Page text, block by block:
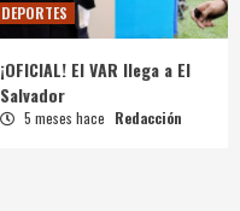
DEPORTES
¡OFICIAL! El VAR llega a El
Salvador
5 meses hace Redacción